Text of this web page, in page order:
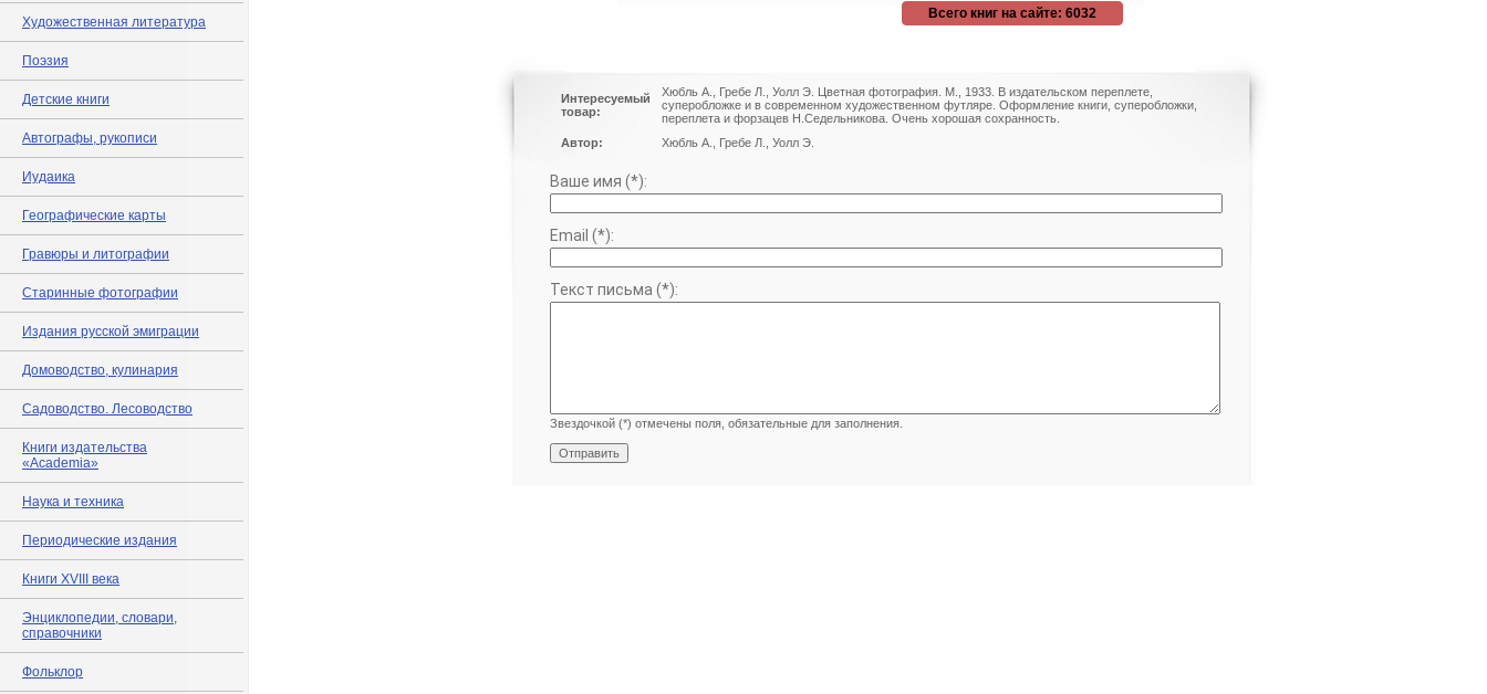
Художественная литература
Поэзия
Детские книги
Автографы, рукописи
Иудаика
Географические карты
Гравюры и литографии
Старинные фотографии
Издания русской эмиграции
Домоводство, кулинария
Садоводство. Лесоводство
Книги издательства
«Academia»
Наука и техника
Периодические издания
Книги XVIII века
Энциклопедии, словари,
справочники
Фольклор
Всего книг на сайте: 6032
Интересуемый
товар:
Хюбль А., Гребе Л., Уолл Э. Цветная фотография. М., 1933. В издательском переплете,
суперобложке и в современном художественном футляре. Оформление книги, суперобложки,
переплета и форзацев Н.Седельникова. Очень хорошая сохранность.
Автор:
Хюбль А., Гребе Л., Уолл Э.
Ваше имя (*):
Email (*):
Текст письма (*):
Звездочкой (*) отмечены поля, обязательные для заполнения.